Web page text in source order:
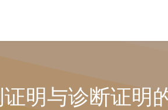
明与诊断证明